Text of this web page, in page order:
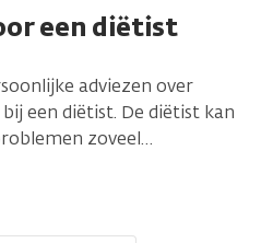
een diëtist
adviezen over
een diëtist. De diëtist kan
zoveel…